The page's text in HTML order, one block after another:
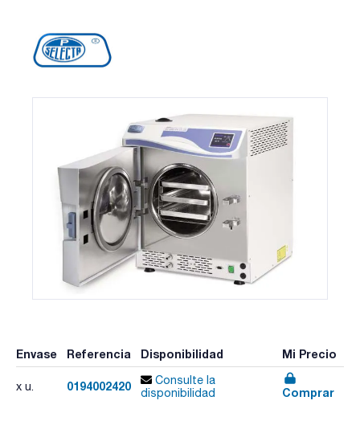
Envase Referencia Disponibilidad Mi Precio
x u. 0194002420
Consulte la
disponibilidad
Comprar